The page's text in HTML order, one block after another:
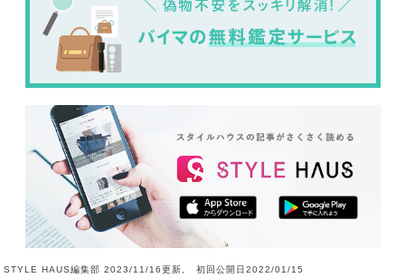
STYLE HAUS編集部 2023/11/16更新, 初回公開日2022/01/15